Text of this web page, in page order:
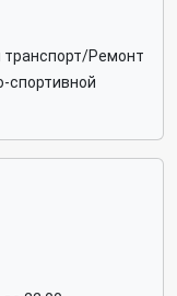
Ремонт
спортивной